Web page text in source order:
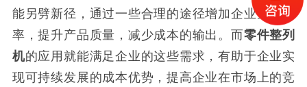
能另劈新径，通过一些合理的途径增加企业生产效
率，提升产品质量，减少成本的输出。而零件整列
机的应用就能满足企业的这些需求，有助于企业实
现可持续发展的成本优势，提高企业在市场上的竞